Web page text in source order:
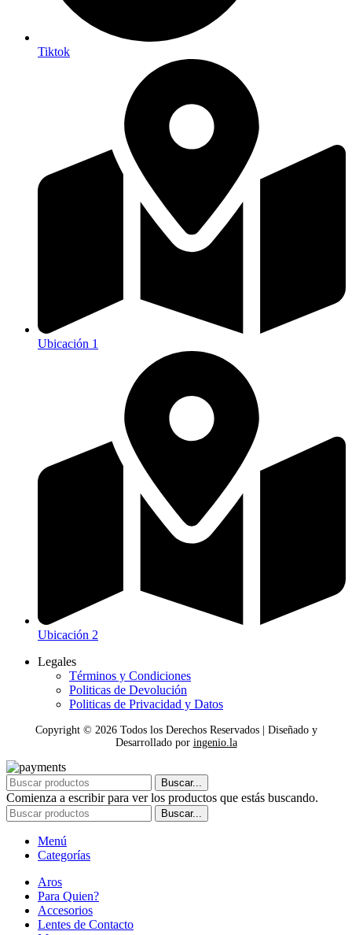
Tiktok
Ubicación 1
Ubicación 2
Legales
Términos y Condiciones
Politicas de Devolución
Politicas de Privacidad y Datos
Copyright © 2026Todos los Derechos Reservados | Diseñado y
Desarrollado por ingenio.la
Buscar...
Comienza a escribir para ver los productos que estás buscando.
Buscar...
Menú
Categorías
Aros
Para Quien?
Accesorios
Lentes de Contacto